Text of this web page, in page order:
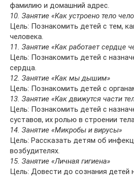
фамилию и домашний адрес.
10. Занятие «Как устроено тело
Цель: Познакомить детей с тем,
человека.
11. Занятие «Как работает сердце
Цель: Познакомить детей с
сердца.
12. Занятие «Как мы дышим»
Цель: Познакомить детей с
13. Занятие «Как движутся части
Цель: Познакомить детей с
суставов, их ролью в строении
14. Занятие «Микробы и вирусы»
Цель: Рассказать детям об
возбудителях.
15. Занятие «Личная гигиена»
Цель: Довести до сознания детей